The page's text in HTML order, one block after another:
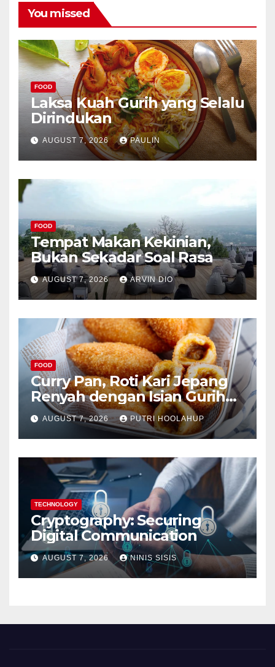
You missed
FOOD
Laksa Kuah Gurih yang Selalu
Dirindukan
AUGUST 7, 2026 PAULIN
FOOD
Tempat Makan Kekinian,
Bukan Sekadar Soal Rasa
AUGUST 7, 2026 ARVIN DIO
FOOD
Curry Pan, Roti Kari Jepang
Renyah dengan Isian Gurih
Menggoda
AUGUST 7, 2026 PUTRI HOOLAHUP
TECHNOLOGY
Cryptography: Securing
Digital Communication
AUGUST 7, 2026 NINIS SISIS